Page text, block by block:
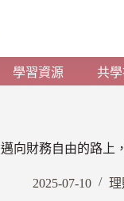
學習資源 共
邁向財務自由的路上
2025-07-10